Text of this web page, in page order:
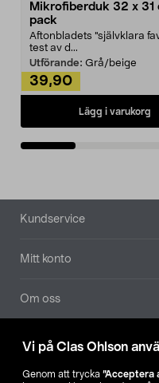
Vi på Clas Ohlson
Genom att trycka ”Acceptera
Mikrofiberduk 32 x 31
pack
Aftonbladets "självklara
test av d...
Utförande: Grå/beige
39,90
Lägg i varukorg
Sidfot
Kundservice
Mitt konto
Om oss
Aktuellt
Våra bolag